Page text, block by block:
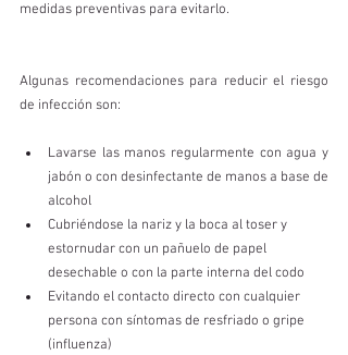
medidas preventivas para evitarlo.
Algunas recomendaciones para reducir el riesgo
de infección son:
Lavarse las manos regularmente con agua y
jabón o con desinfectante de manos a base de
alcohol
Cubriéndose la nariz y la boca al toser y
estornudar con un pañuelo de papel
desechable o con la parte interna del codo
Evitando el contacto directo con cualquier
persona con síntomas de resfriado o gripe
(influenza)